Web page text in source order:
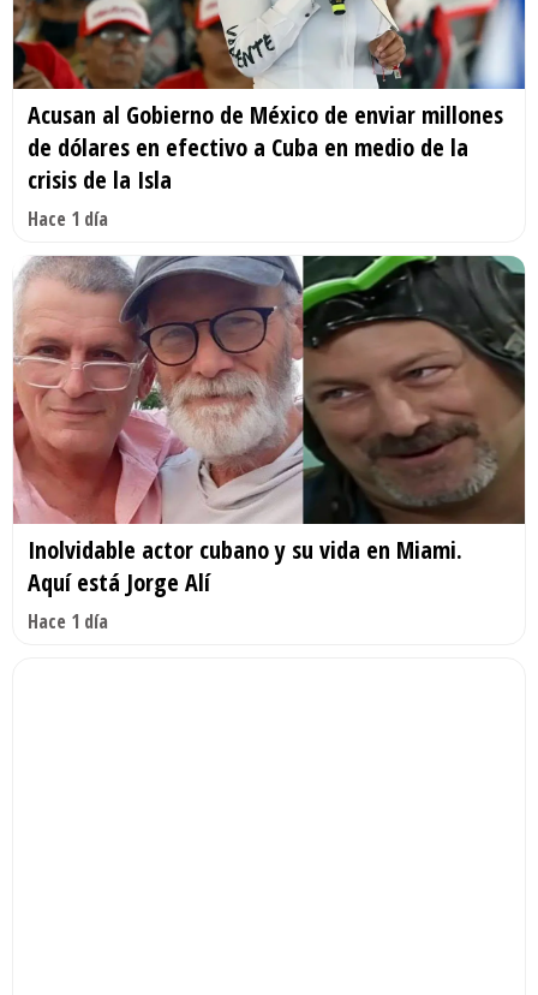
Acusan al Gobierno de México de enviar millones
de dólares en efectivo a Cuba en medio de la
crisis de la Isla
Hace 1 día
Inolvidable actor cubano y su vida en Miami.
Aquí está Jorge Alí
Hace 1 día